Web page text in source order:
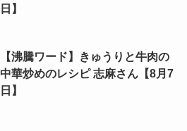
日】
【沸騰ワード】きゅうりと牛肉の
中華炒めのレシピ 志麻さん【8月7
日】